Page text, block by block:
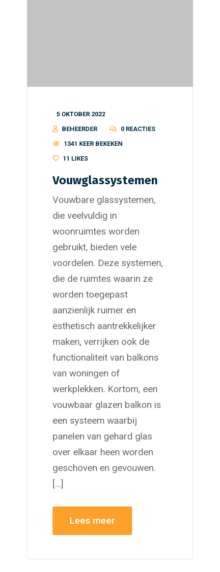
5 OKTOBER 2022
BEHEERDER
0 REACTIES
1341 KEER BEKEKEN
11 LIKES
Vouwglassystemen
Vouwbare glassystemen,
die veelvuldig in
woonruimtes worden
gebruikt, bieden vele
voordelen. Deze systemen,
die de ruimtes waarin ze
worden toegepast
aanzienlijk ruimer en
esthetisch aantrekkelijker
maken, verrijken ook de
functionaliteit van balkons
van woningen of
werkplekken. Kortom, een
vouwbaar glazen balkon is
een systeem waarbij
panelen van gehard glas
over elkaar heen worden
geschoven en gevouwen.
[…]
Lees meer